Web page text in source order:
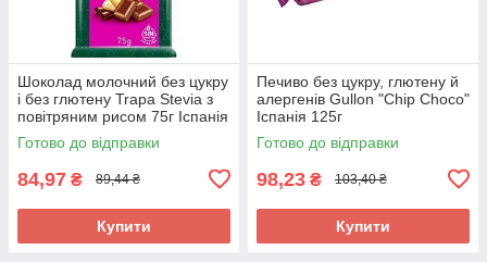
Шоколад молочний без цукру
і без глютену Trapa Stevia з
повітряним рисом 75г Іспанія
Готово до відправки
84,97 ₴ 89,44 ₴
Купити
Печиво без цукру, глютену й
алергенів Gullon "Chip Choco"
Іспанія 125г
Готово до відправки
98,23 ₴ 103,40 ₴
Купити